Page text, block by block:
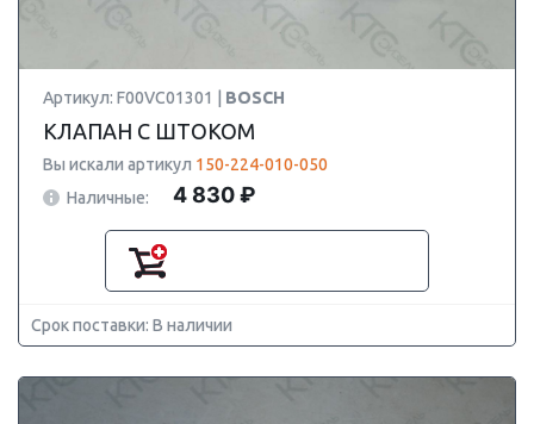
Артикул: F00VC01301 | BOSCH
КЛАПАН С ШТОКОМ
Вы искали артикул 150-224-010-050
Наличные:
4 830 ₽
Срок поставки: В наличии